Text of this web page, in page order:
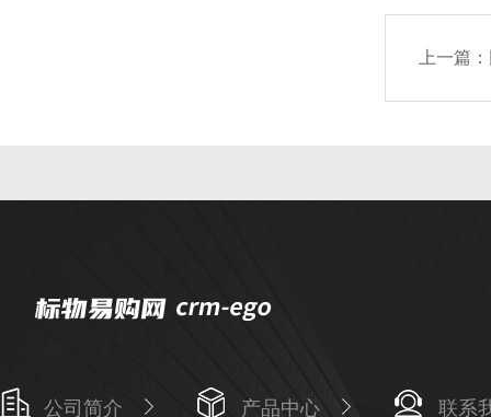
上一篇：
公司简介 产品中心 联系